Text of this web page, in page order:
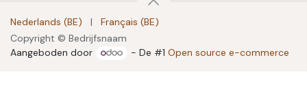
Copyright © Bedrijfsnaam
Nederlands (BE) | Français (BE)
Aangeboden door - De #1Open source e-commerce